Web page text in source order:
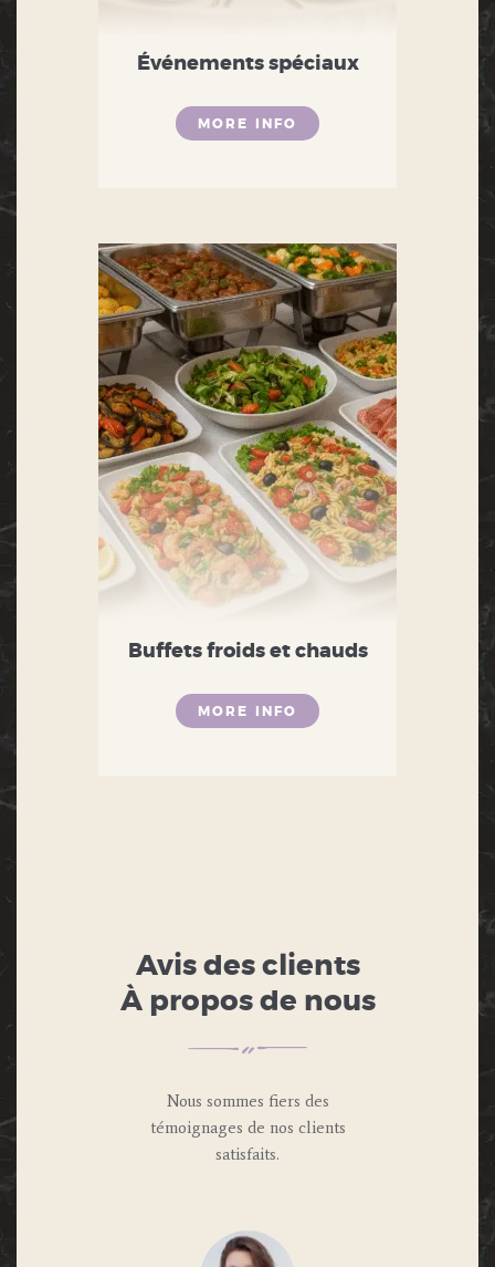
Événements spéciaux
MORE INFO
Buffets froids et chauds
MORE INFO
Avis des clients
À propos de nous
Nous sommes fiers des
témoignages de nos clients
satisfaits.